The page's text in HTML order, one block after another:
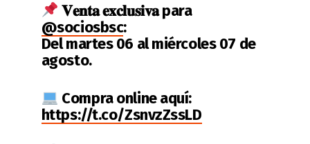
𝐕𝐞𝐧𝐭𝐚 𝐞𝐱𝐜𝐥𝐮𝐬𝐢𝐯𝐚 para
@sociosbsc:
Del martes 06 al miércoles 07 de
agosto.
Compra online aquí:
https://t.co/ZsnvzZssLD